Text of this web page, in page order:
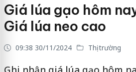
Giá lúa gạo hôm
Giá lúa neo cao
09:38 30/11/2024 Thị trường